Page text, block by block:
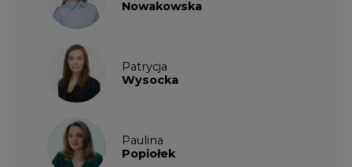
Nowakowska
Patrycja
Wysocka
Paulina
Popiołek